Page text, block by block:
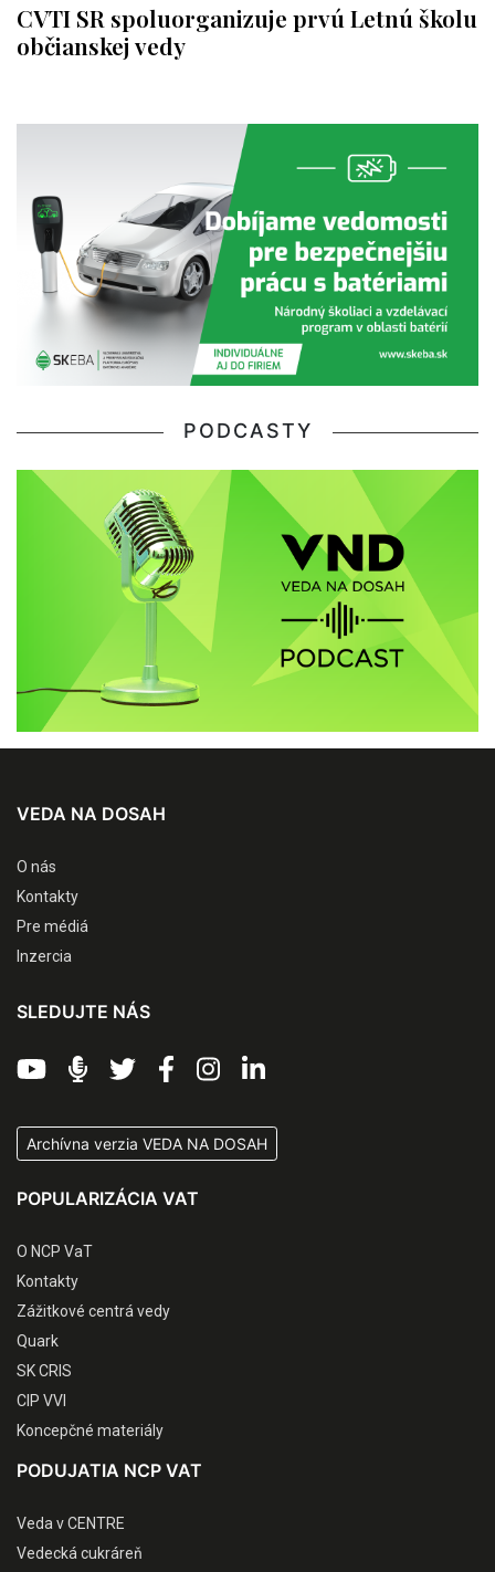
CVTI SR spoluorganizuje prvú Letnú školu
občianskej vedy
PODCASTY
VEDA NA DOSAH
O nás
Kontakty
Pre médiá
Inzercia
SLEDUJTE NÁS
Archívna verzia VEDA NA DOSAH
POPULARIZÁCIA VAT
O NCP VaT
Kontakty
Zážitkové centrá vedy
Quark
SK CRIS
CIP VVI
Koncepčné materiály
PODUJATIA NCP VAT
Veda v CENTRE
Vedecká cukráreň